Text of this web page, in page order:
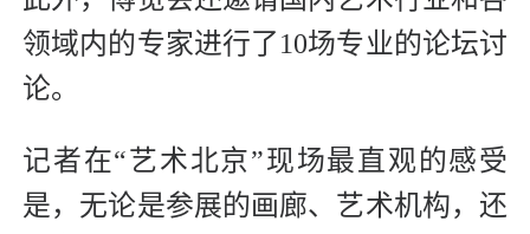
领域内的专家进行了10场专业的论坛讨
论。
记者在“艺术北京”现场最直观的感受
是，无论是参展的画廊、艺术机构，还